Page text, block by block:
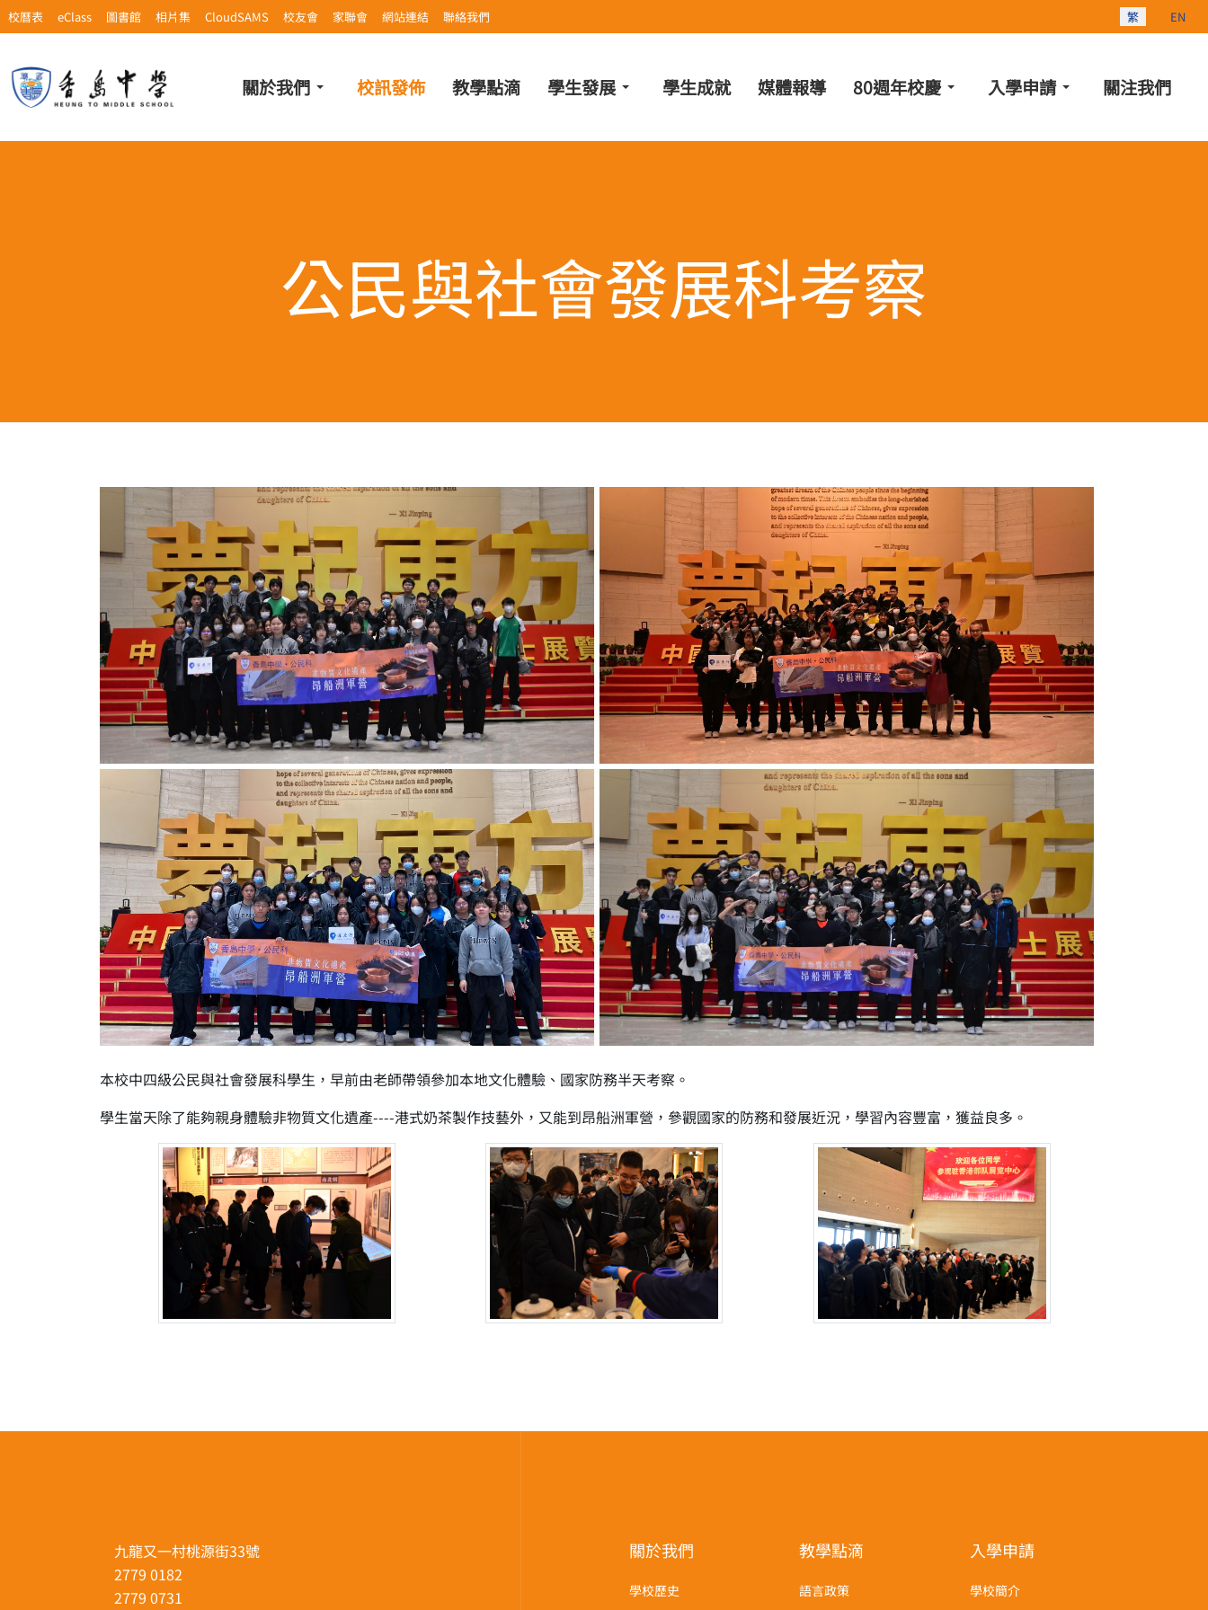
校曆表 eClass 圖書館 相片集 CloudSAMS 校友會 家聯會 網站連結 聯絡我們 選擇你的語言
繁 EN
關於我們 校訊發佈 教學點滴 學生發展 學生成就 媒體報導 80週年校慶 入學申請 關注我們
公民與社會發展科考察
本校中四級公民與社會發展科學生，早前由老師帶領參加本地文化體驗、國家防務半天考察。
學生當天除了能夠親身體驗非物質文化遺產----港式奶茶製作技藝外，又能到昂船洲軍營，參觀國家的防務和發展近況，學習內容豐富，獲益良多。
九龍又一村桃源街33號
2779 0182
2779 0731
關於我們
學校歷史
教學點滴
語言政策
入學申請
學校簡介